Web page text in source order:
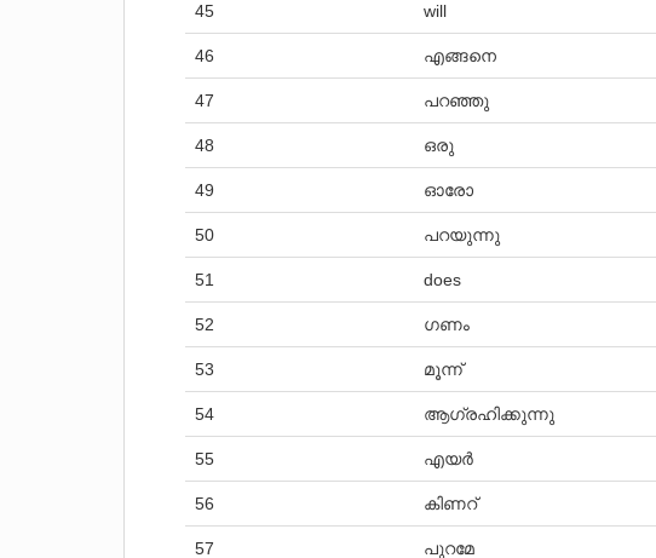
45 will
46 എങ്ങനെ
47 പറഞ്ഞു
48 ഒരു
49 ഓരോ
50 പറയുന്നു
51 does
52 ഗണം
53 മൂന്ന്
54 ആഗ്രഹിക്കുന്നു
55 എയർ
56 കിണറ്
57 പുറമേ